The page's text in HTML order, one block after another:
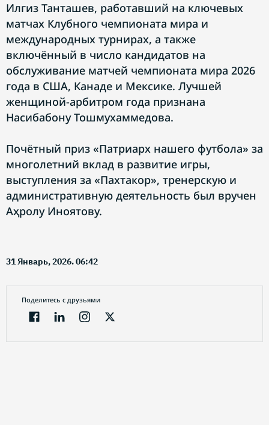
Илгиз Танташев, работавший на ключевых
матчах Клубного чемпионата мира и
международных турнирах, а также
включённый в число кандидатов на
обслуживание матчей чемпионата мира 2026
года в США, Канаде и Мексике. Лучшей
женщиной-арбитром года признана
Насибабону Тошмухаммедова.
Почётный приз «Патриарх нашего футбола» за
многолетний вклад в развитие игры,
выступления за «Пахтакор», тренерскую и
административную деятельность был вручен
Аҳролу Иноятову.
31 Январь, 2026. 06:42
Поделитесь с друзьями